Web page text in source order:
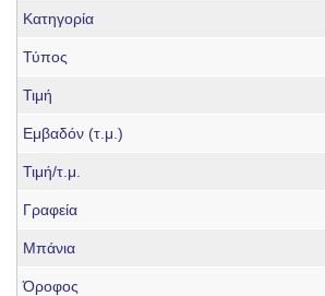
Κατηγορία
Τύπος
Τιμή
Εμβαδόν (τ.μ.)
Τιμή/τ.μ.
Γραφεία
Μπάνια
Όροφος